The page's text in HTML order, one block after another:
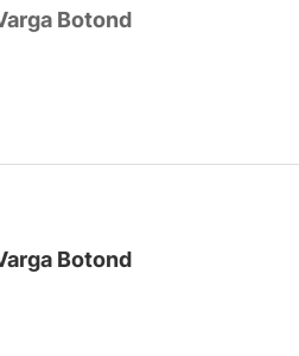
Botond
Botond